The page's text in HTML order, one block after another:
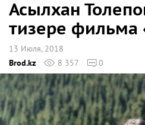
Асылхан
тизере фильма
13 Июля, 2018
Brod.kz
8 357 0